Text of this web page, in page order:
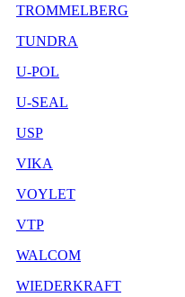
TROMMELBERG
TUNDRA
U-POL
U-SEAL
USP
VIKA
VOYLET
VTP
WALCOM
WIEDERKRAFT